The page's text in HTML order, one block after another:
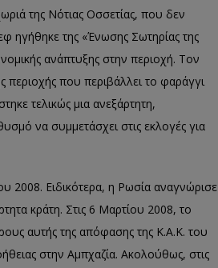
της Νότιας Οσσετίας, που δεν
ηγήθηκε της «Ένωσης Σωτηρίας της
ανάπτυξης στην περιοχή. Τον
περιοχής που περιβάλλει το φαράγγι
τελικώς μια ανεξάρτητη,
να συμμετάσχει στις εκλογές για
2008. Ειδικότερα, η Ρωσία αναγνώρισε
κράτη. Στις 6 Μαρτίου 2008, το
αυτής της απόφασης της Κ.Α.Κ. του
στην Αμπχαζία. Ακολούθως, στις